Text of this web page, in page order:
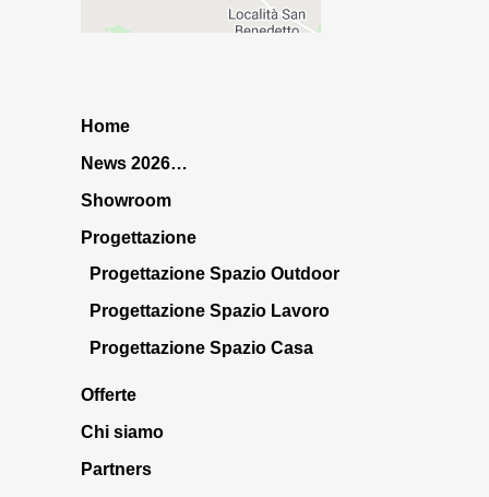
Home
News 2026…
Showroom
Progettazione
Progettazione Spazio Outdoor
Progettazione Spazio Lavoro
Progettazione Spazio Casa
Offerte
Chi siamo
Partners